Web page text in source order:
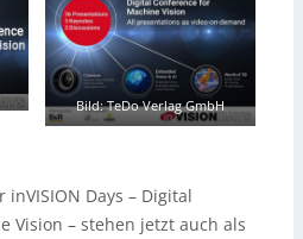
Bild: TeDo Verlag GmbH
Days – Digital
Vision – stehen jetzt auch als